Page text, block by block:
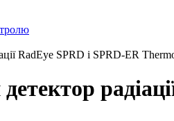
RadEye SPRD і SPRD-ER